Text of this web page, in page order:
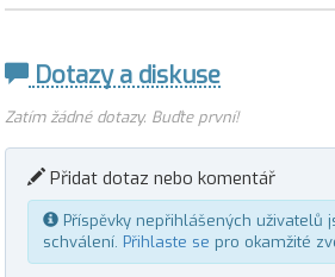
Dotazy a diskuse
Zatím žádné dotazy. Buďte první!
Přidat dotaz nebo komentář
Příspěvky nepřihlášených uživatelů
schválení. Přihlaste se pro okamžité